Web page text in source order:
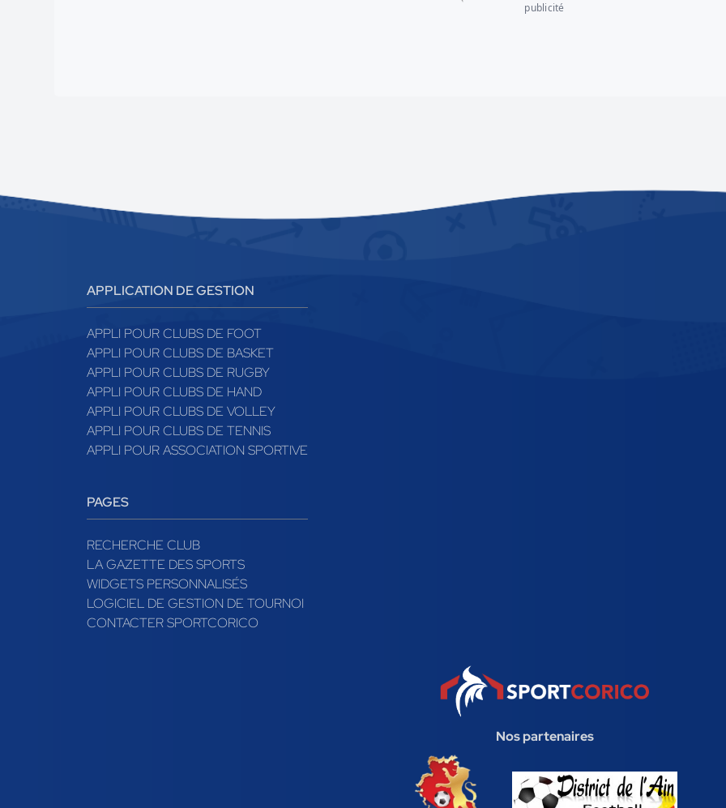
publicité
APPLICATION DE GESTION
APPLI POUR CLUBS DE FOOT
APPLI POUR CLUBS DE BASKET
APPLI POUR CLUBS DE RUGBY
APPLI POUR CLUBS DE HAND
APPLI POUR CLUBS DE VOLLEY
APPLI POUR CLUBS DE TENNIS
APPLI POUR ASSOCIATION SPORTIVE
PAGES
RECHERCHE CLUB
LA GAZETTE DES SPORTS
WIDGETS PERSONNALISÉS
LOGICIEL DE GESTION DE TOURNOI
CONTACTER SPORTCORICO
Nos partenaires